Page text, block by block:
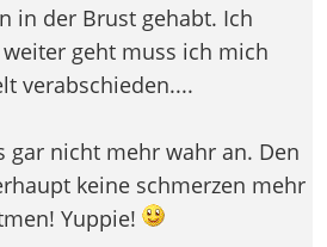
in der Brust gehabt. Ich
geht muss ich mich
verabschieden....
gar nicht mehr wahr an. Den
keine schmerzen mehr
Yuppie!